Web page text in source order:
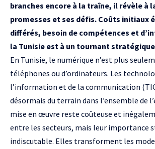
branches encore à la traîne, il révèle à
promesses et ses défis. Coûts initiaux
différés, besoin de compétences et
la Tunisie est à un tournant
En Tunisie, le numérique n’est plus
téléphones ou d’ordinateurs. Les
l’information et de la communication
désormais du terrain dans l’ensemble de
mise en œuvre reste coûteuse et
entre les secteurs, mais leur importance
indiscutable. Elles transforment les